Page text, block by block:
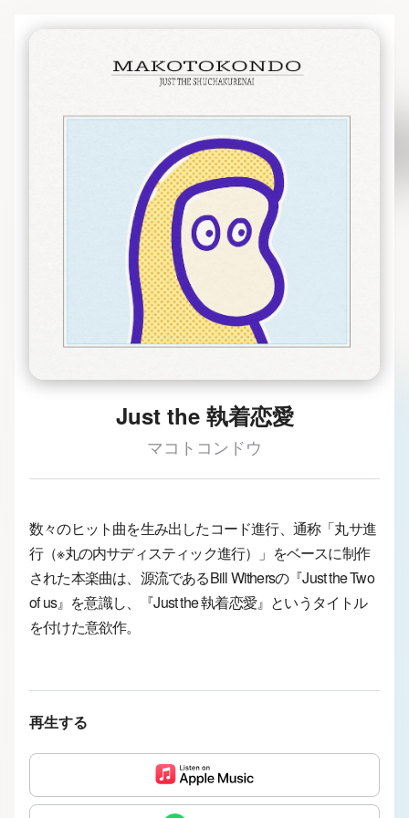
Just the 執着恋愛
マコトコンドウ
数々のヒット曲を生み出したコード進行、通称「丸サ進
行（※丸の内サディスティック進行）」をベースに制作
された本楽曲は、源流であるBill Withersの『Just the Two
of us』を意識し、『Just the 執着恋愛』というタイトル
を付けた意欲作。
再生する